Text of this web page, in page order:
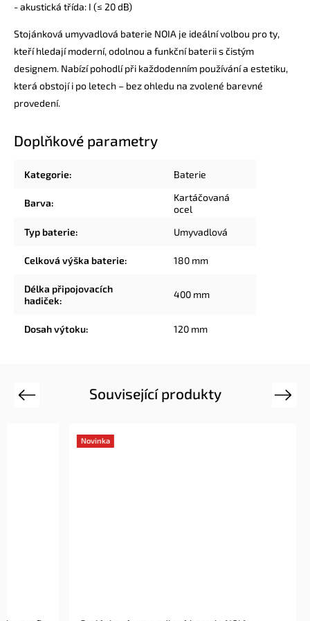
- akustická třída: I (≤ 20 dB)
Stojánková umyvadlová baterie NOIA je ideální volbou pro ty,
kteří hledají moderní, odolnou a funkční baterii s čistým
designem. Nabízí pohodlí při každodenním používání a estetiku,
která obstojí i po letech – bez ohledu na zvolené barevné
provedení.
Doplňkové parametry
Kategorie: Baterie
Barva:
Kartáčovaná
ocel
Typ baterie: Umyvadlová
Celková výška baterie: 180 mm
Délka připojovacích
hadiček:
400 mm
Dosah výtoku: 120 mm
Související produkty
Previous Next